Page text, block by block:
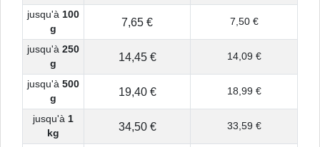
jusqu'à 100
g
7,65 € 7,50 €
jusqu'à 250
g
14,45 € 14,09 €
jusqu'à 500
g
19,40 € 18,99 €
jusqu'à 1
kg
34,50 € 33,59 €